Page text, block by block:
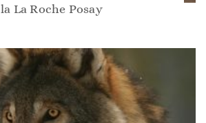
la La Roche Posay